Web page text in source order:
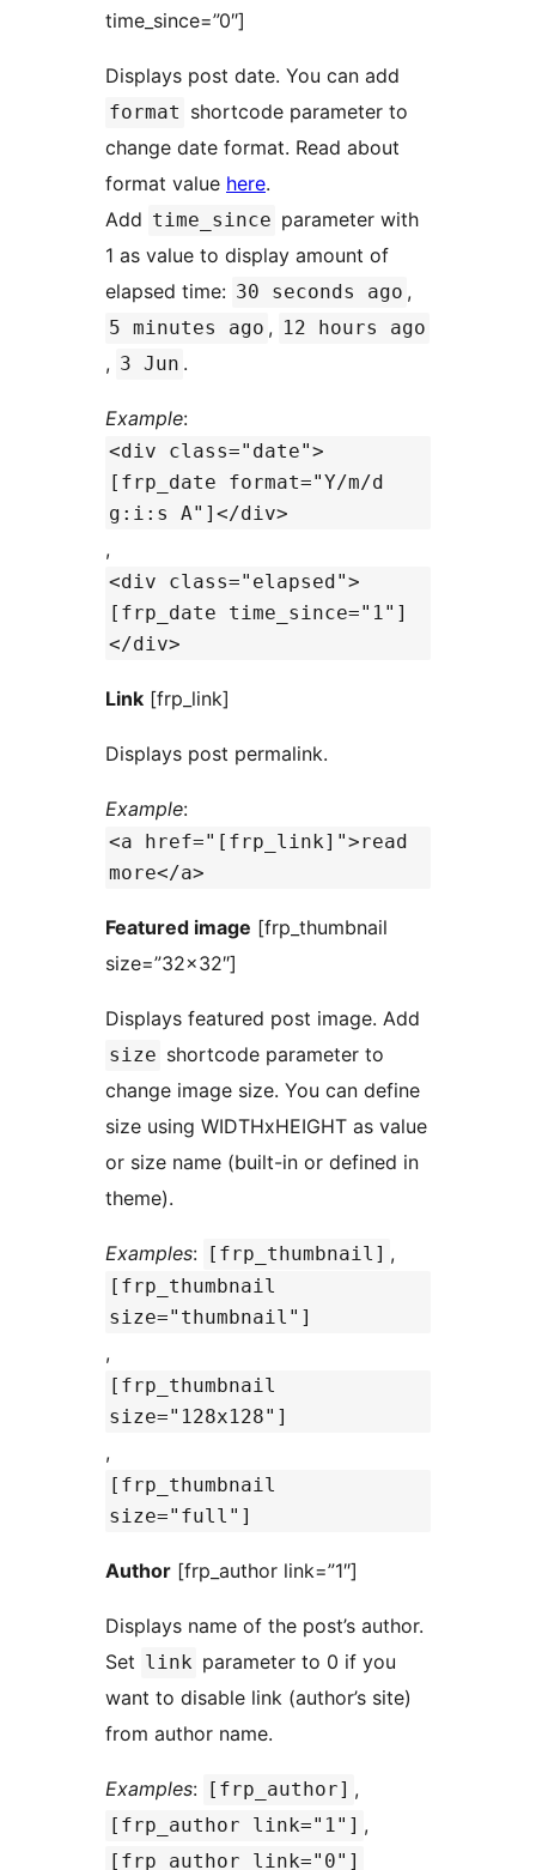
time_since=”0″]
Displays post date. You can add
format shortcode parameter to
change date format. Read about
format value here.
Add time_since parameter with
1 as value to display amount of
elapsed time: 30 seconds ago ,
5 minutes ago , 12 hours ago
, 3 Jun .
Example:
<div class="date">
[frp_date format="Y/m/d
g:i:s A"]</div>
,
<div class="elapsed">
[frp_date time_since="1"]
</div>
Link [frp_link]
Displays post permalink.
Example:
<a href="[frp_link]">read
more</a>
Featured image [frp_thumbnail
size=”32×32″]
Displays featured post image. Add
size shortcode parameter to
change image size. You can define
size using WIDTHxHEIGHT as value
or size name (built-in or defined in
theme).
Examples: [frp_thumbnail] ,
[frp_thumbnail
size="thumbnail"]
,
[frp_thumbnail
size="128x128"]
,
[frp_thumbnail
size="full"]
Author [frp_author link=”1″]
Displays name of the post’s author.
Set link parameter to 0 if you
want to disable link (author’s site)
from author name.
Examples: [frp_author] ,
[frp_author link="1"] ,
[frp_author link="0"]